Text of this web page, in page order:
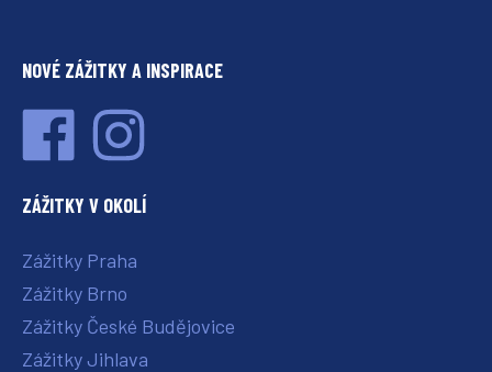
NOVÉ ZÁŽITKY A INSPIRACE
ZÁŽITKY V OKOLÍ
Zážitky Praha
Zážitky Brno
Zážitky České Budějovice
Zážitky Jihlava